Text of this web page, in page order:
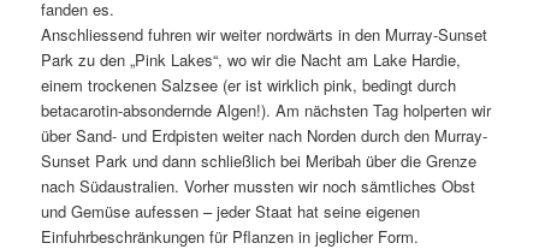
fanden es.
Anschliessend fuhren wir weiter nordwärts in den Murray-Sunset
Park zu den „Pink Lakes“, wo wir die Nacht am Lake Hardie,
einem trockenen Salzsee (er ist wirklich pink, bedingt durch
betacarotin-absondernde Algen!). Am nächsten Tag holperten wir
über Sand- und Erdpisten weiter nach Norden durch den Murray-
Sunset Park und dann schließlich bei Meribah über die Grenze
nach Südaustralien. Vorher mussten wir noch sämtliches Obst
und Gemüse aufessen – jeder Staat hat seine eigenen
Einfuhrbeschränkungen für Pflanzen in jeglicher Form.